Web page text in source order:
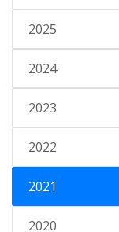
2025
2024
2023
2022
2021
2020